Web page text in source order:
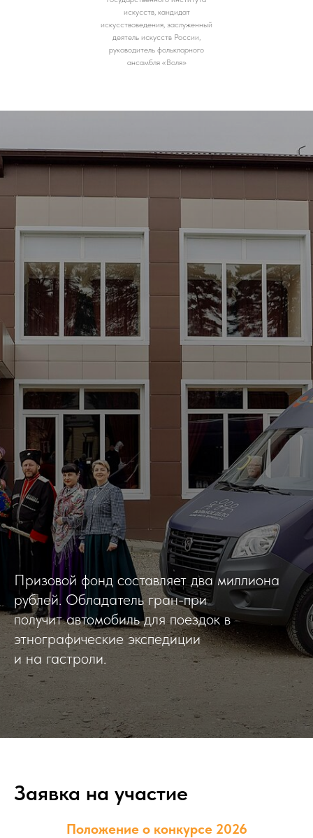
искусств, кандидат
искусствоведения, заслуженный
деятель искусств России,
руководитель фольклорного
ансамбля «Воля»
Призовой фонд составляет два миллиона
рублей. Обладатель гран-при
получит автомобиль для поездок в
этнографические экспедиции
и на гастроли.
Заявка на участие
Положение о конкурсе 2026